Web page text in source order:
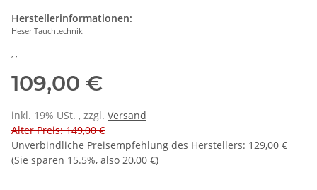
Herstellerinformationen:
Heser Tauchtechnik
, ,
109,00 €
inkl. 19% USt. , zzgl. Versand
Alter Preis: 149,00 €
Unverbindliche Preisempfehlung des Herstellers: 129,00 €
(Sie sparen 15.5%, also 20,00 €)